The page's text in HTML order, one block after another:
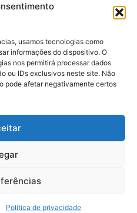
usamos tecnologias como
informações do dispositivo. O
nos permitirá processar dados
ou IDs exclusivos neste site. Não
pode afetar negativamente certos
Política de privacidade
para
Paraenses